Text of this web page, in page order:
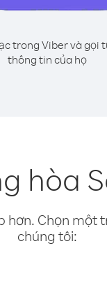
trong Viber và gọi
thông tin của họ
hòa
Chọn
chúng tôi: